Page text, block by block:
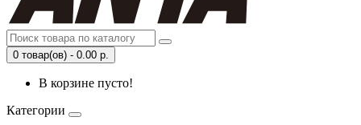
0 товар(ов) - 0.00 р.
В корзине пусто!
Категории